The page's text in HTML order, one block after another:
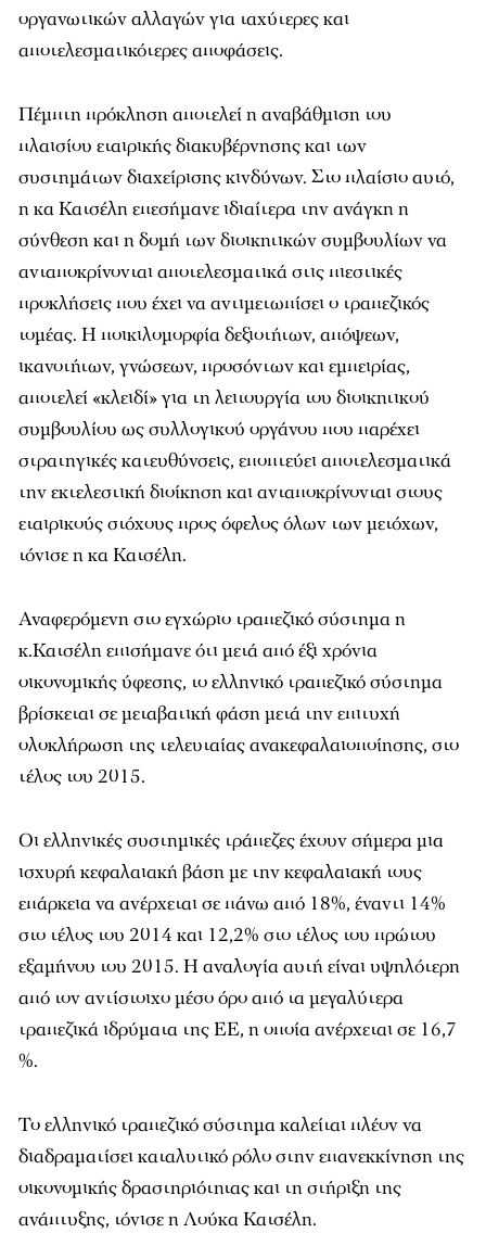
οργανωτικών αλλαγών για ταχύτερες και
αποτελεσματικότερες αποφάσεις.
Πέμπτη πρόκληση αποτελεί η αναβάθμιση του
πλαισίου εταιρικής διακυβέρνησης και των
συστημάτων διαχείρισης κινδύνων. Στο πλαίσιο αυτό,
η κα Κατσέλη επεσήμανε ιδιαίτερα την ανάγκη η
σύνθεση και η δομή των διοικητικών συμβουλίων να
ανταποκρίνονται αποτελεσματικά στις πιεστικές
προκλήσεις που έχει να αντιμετωπίσει ο τραπεζικός
τομέας. Η ποικιλομορφία δεξιοτήτων, απόψεων,
ικανοτήτων, γνώσεων, προσόντων και εμπειρίας,
αποτελεί «κλειδί» για τη λειτουργία του διοικητικού
συμβουλίου ως συλλογικού οργάνου που παρέχει
στρατηγικές κατευθύνσεις, εποπτεύει αποτελεσματικά
την εκτελεστική διοίκηση και ανταποκρίνονται στους
εταιρικούς στόχους προς όφελος όλων των μετόχων,
τόνισε η κα Κατσέλη.
Αναφερόμενη στο εγχώριο τραπεζικό σύστημα η
κ.Κατσέλη επισήμανε ότι μετά από έξι χρόνια
οικονομικής ύφεσης, το ελληνικό τραπεζικό σύστημα
βρίσκεται σε μεταβατική φάση μετά την επιτυχή
ολοκλήρωση της τελευταίας ανακεφαλαιοποίησης, στο
τέλος του 2015.
Οι ελληνικές συστημικές τράπεζες έχουν σήμερα μια
ισχυρή κεφαλαιακή βάση με την κεφαλαιακή τους
επάρκεια να ανέρχεται σε πάνω από 18%, έναντι 14%
στο τέλος του 2014 και 12,2% στο τέλος του πρώτου
εξαμήνου του 2015. Η αναλογία αυτή είναι υψηλότερη
από τον αντίστοιχο μέσο όρο από τα μεγαλύτερα
τραπεζικά ιδρύματα της ΕΕ, η οποία ανέρχεται σε 16,7
%.
Το ελληνικό τραπεζικό σύστημα καλείται πλέον να
διαδραματίσει καταλυτικό ρόλο στην επανεκκίνηση της
οικονομικής δραστηριότητας και τη στήριξη της
ανάπτυξης, τόνισε η Λούκα Κατσέλη.